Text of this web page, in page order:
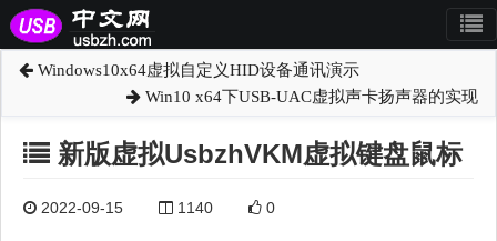
Windows10x64虚拟自定义HID设备通讯演示
Win10 x64下USB-UAC虚拟声卡扬声器的实现
新版虚拟UsbzhVKM虚拟键盘鼠标
2022-09-15 1140 0